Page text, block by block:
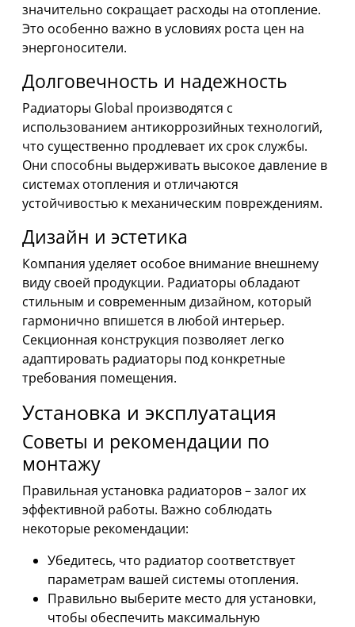
значительно сокращает расходы на отопление.
Это особенно важно в условиях роста цен на
энергоносители.
Долговечность и надежность
Радиаторы Global производятся с
использованием антикоррозийных технологий,
что существенно продлевает их срок службы.
Они способны выдерживать высокое давление в
системах отопления и отличаются
устойчивостью к механическим повреждениям.
Дизайн и эстетика
Компания уделяет особое внимание внешнему
виду своей продукции. Радиаторы обладают
стильным и современным дизайном, который
гармонично впишется в любой интерьер.
Секционная конструкция позволяет легко
адаптировать радиаторы под конкретные
требования помещения.
Установка и эксплуатация
Советы и рекомендации по
монтажу
Правильная установка радиаторов – залог их
эффективной работы. Важно соблюдать
некоторые рекомендации:
Убедитесь, что радиатор соответствует
параметрам вашей системы отопления.
Правильно выберите место для установки,
чтобы обеспечить максимальную